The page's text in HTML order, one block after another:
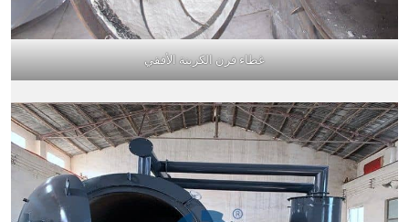
غطاء فرن الكربنة الأفقي